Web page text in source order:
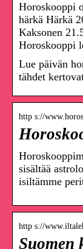
Horoskooppi
härkä Härkä
Kaksonen
Horoskooppi
Lue päivän
tähdet
http s://
sisältää
isiltämme
http s://
Suomen